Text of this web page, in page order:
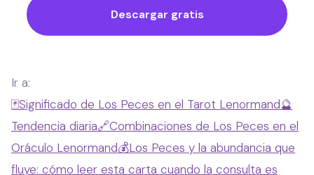
Descargar gratis
Ir a:
🃏Significado de Los Peces en el Tarot Lenormand🔮
Tendencia diaria🔗Combinaciones de Los Peces en el
Oráculo Lenormand💰Los Peces y la abundancia que
fluye: cómo leer esta carta cuando la consulta es